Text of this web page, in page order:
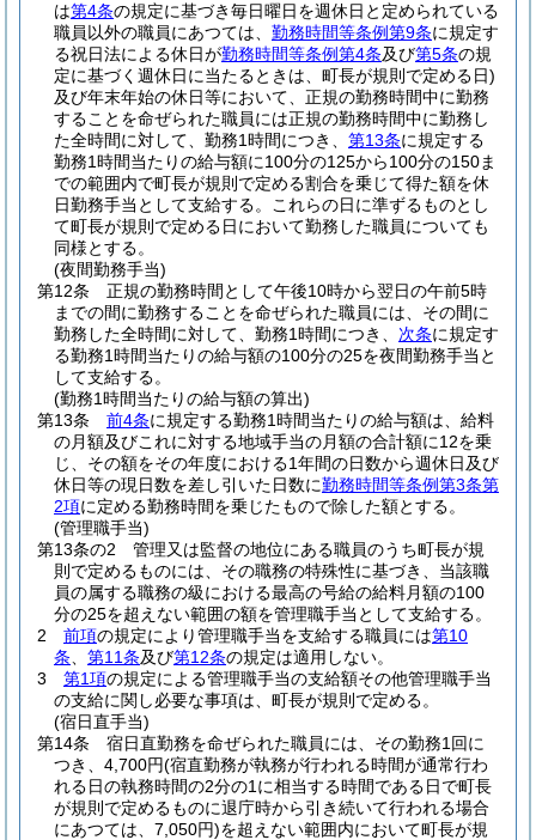
は第4条の規定に基づき毎日曜日を週休日と定められている
職員以外の職員にあつては、 勤務時間等条例第9条に規定す
る祝日法による休日が勤務時間等条例第4条及び第5条の規
定に基づく週休日に当たるときは、町長が規則で定める日)
及び年末年始の休日等において、正規の勤務時間中に勤務
することを命ぜられた職員には正規の勤務時間中に勤務し
た全時間に対して、勤務1時間につき、 第13条に規定する
勤務1時間当たりの給与額に100分の125から100分の150ま
での範囲内で町長が規則で定める割合を乗じて得た額を休
日勤務手当として支給する。
これらの日に準ずるものとし
て町長が規則で定める日において勤務した職員についても
同様とする。
(夜間勤務手当)
第12条
正規の勤務時間として午後10時から翌日の午前5時
までの間に勤務することを命ぜられた職員には、その間に
勤務した全時間に対して、勤務1時間につき、 次条に規定す
る勤務1時間当たりの給与額の100分の25を夜間勤務手当と
して支給する。
(勤務1時間当たりの給与額の算出)
第13条
前4条に規定する勤務1時間当たりの給与額は、給料
の月額及びこれに対する地域手当の月額の合計額に12を乗
じ、その額をその年度における1年間の日数から週休日及び
休日等の現日数を差し引いた日数に勤務時間等条例第3条第
2項に定める勤務時間を乗じたもので除した額とする。
(管理職手当)
第13条の2
管理又は監督の地位にある職員のうち町長が規
則で定めるものには、その職務の特殊性に基づき、当該職
員の属する職務の級における最高の号給の給料月額の100
分の25を超えない範囲の額を管理職手当として支給する。
2
前項の規定により管理職手当を支給する職員には第10
条
第11条及び第12条の規定は適用しない。
3
第1項の規定による管理職手当の支給額その他管理職手当
の支給に関し必要な事項は、町長が規則で定める。
(宿日直手当)
第14条
宿日直勤務を命ぜられた職員には、その勤務1回に
つき、4,700円(宿直勤務が執務が行われる時間が通常行わ
れる日の執務時間の2分の1に相当する時間である日で町長
が規則で定めるものに退庁時から引き続いて行われる場合
にあつては、7,050円)を超えない範囲内において町長が規